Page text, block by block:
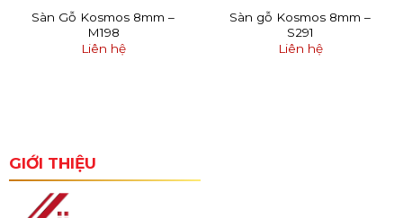
Sàn Gỗ Kosmos 8mm –
M198
Liên hệ
Sàn gỗ Kosmos 8mm –
S291
Liên hệ
GIỚI THIỆU